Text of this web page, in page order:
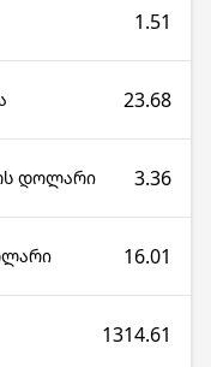
1.51
23.68
დოლარი 3.36
16.01
1314.61